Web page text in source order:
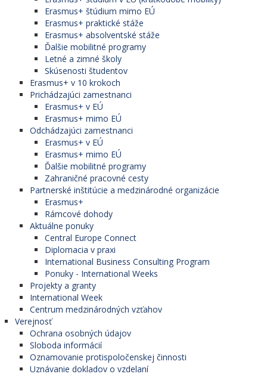
Erasmus+ štúdium mimo EÚ
Erasmus+ praktické stáže
Erasmus+ absolventské stáže
Ďalšie mobilitné programy
Letné a zimné školy
Skúsenosti študentov
Erasmus+ v 10 krokoch
Prichádzajúci zamestnanci
Erasmus+ v EÚ
Erasmus+ mimo EÚ
Odchádzajúci zamestnanci
Erasmus+ v EÚ
Erasmus+ mimo EÚ
Ďalšie mobilitné programy
Zahraničné pracovné cesty
Partnerské inštitúcie a medzinárodné organizácie
Erasmus+
Rámcové dohody
Aktuálne ponuky
Central Europe Connect
Diplomacia v praxi
International Business Consulting Program
Ponuky - International Weeks
Projekty a granty
International Week
Centrum medzinárodných vzťahov
Verejnosť
Ochrana osobných údajov
Sloboda informácií
Oznamovanie protispoločenskej činnosti
Uznávanie dokladov o vzdelaní